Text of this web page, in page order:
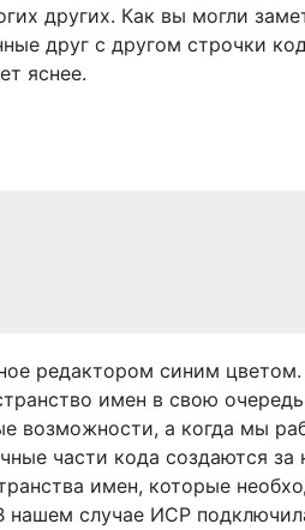
других. Как вы могли
друг с другом строчки
яснее.
редактором синим
имен в свою
возможности, а когда мы
части кода создаются за
имен, которые
нашем случае ИСР